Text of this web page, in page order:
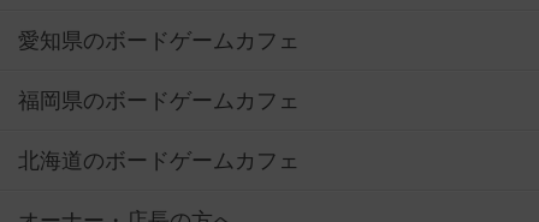
愛知県のボードゲームカフェ
福岡県のボードゲームカフェ
北海道のボードゲームカフェ